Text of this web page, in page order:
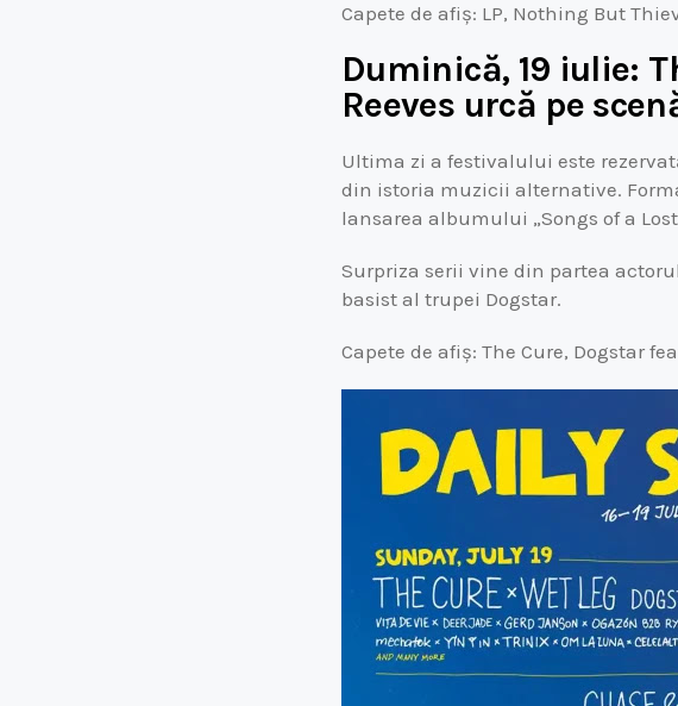
Capete de afiș: LP, Nothing But
Duminică, 19 iulie:
Reeves urcă pe
Ultima zi a festivalului este
din istoria muzicii alternative.
lansarea albumului „Songs of a
Surpriza serii vine din partea
basist al trupei Dogstar.
Capete de afiș: The Cure, Dogstar